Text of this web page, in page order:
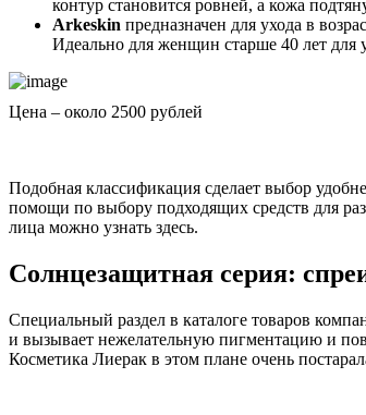
контур становится ровней, а кожа
Arkeskin предназначен для ухода в
Идеально для женщин старше 40 лет для
Цена – около 2500 рублей
Подобная классификация сделает выбор
помощи по выбору подходящих средств для
лица можно узнать здесь.
Солнцезащитная серия:
Специальный раздел в каталоге товаров
и вызывает нежелательную пигментацию и
Косметика Лиерак в этом плане очень